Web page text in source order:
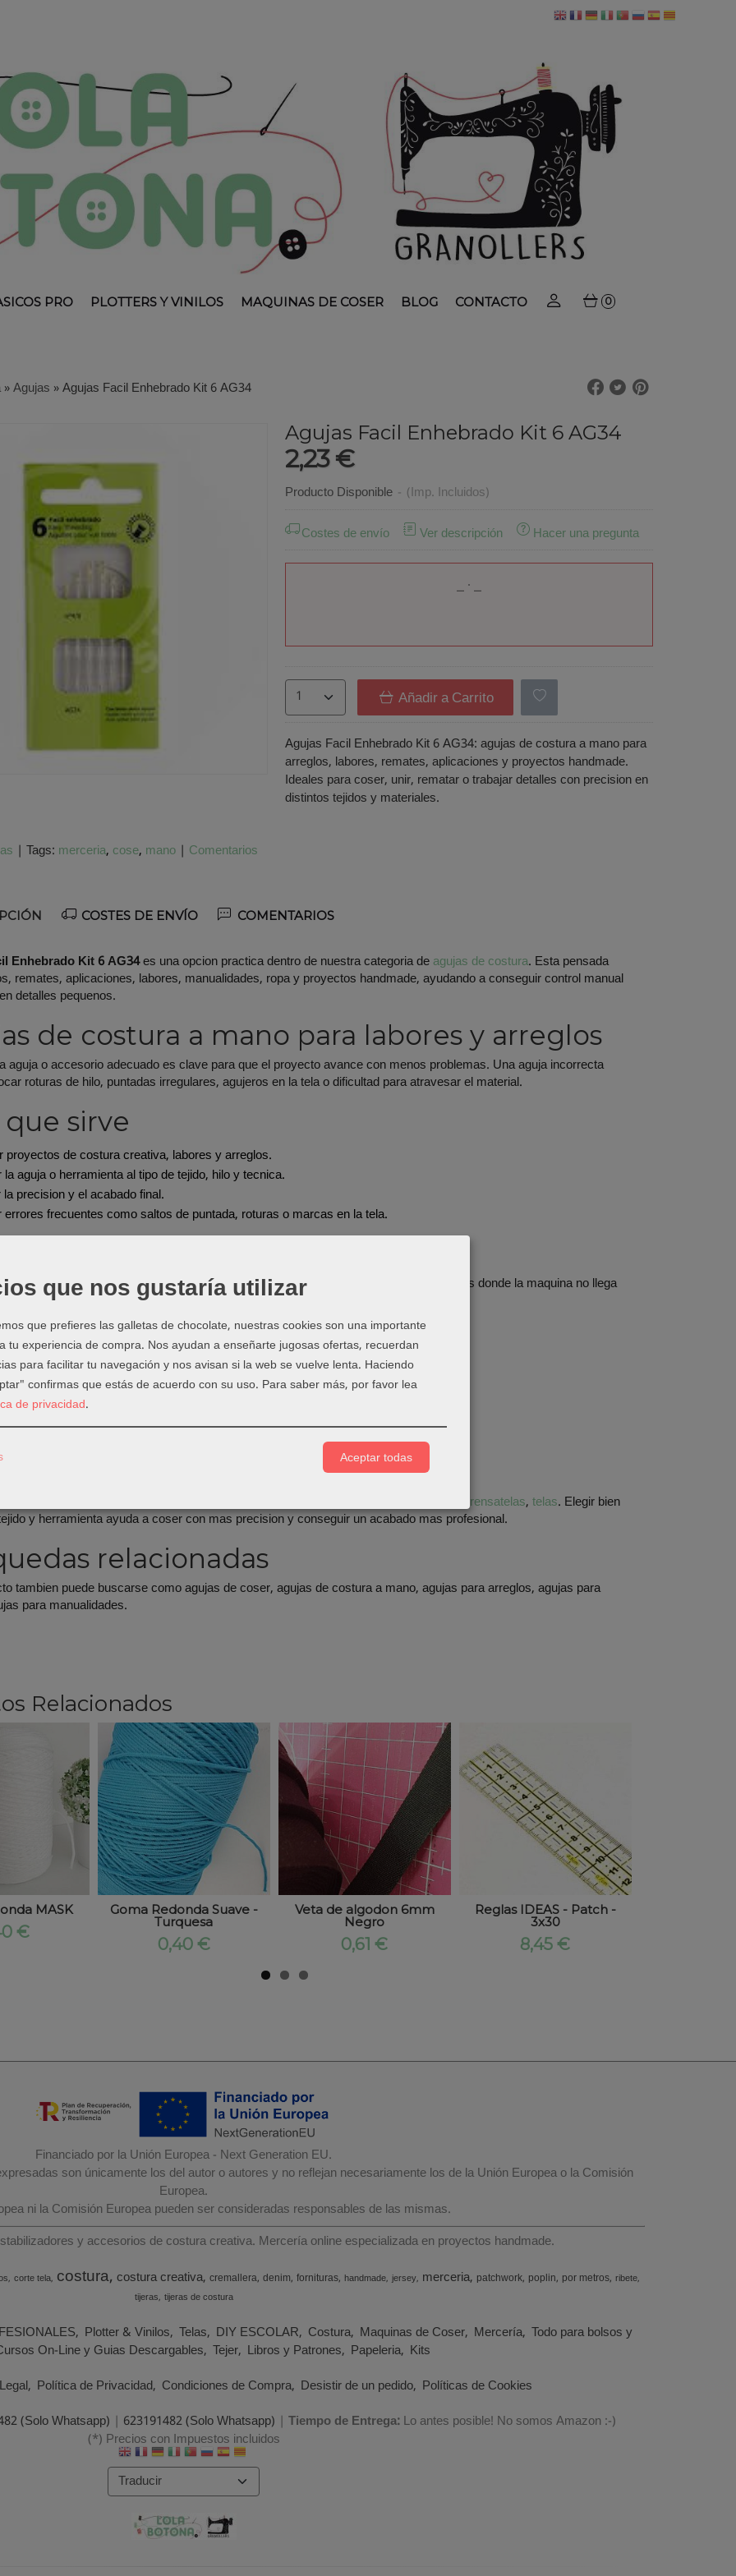
PRO PLOTTERS Y VINILOS MAQUINAS DE COSER BLOG CONTACTO 0
»Agujas »Agujas Facil Enhebrado Kit 6 AG34
Agujas Facil Enhebrado Kit 6 AG34
2,23 €
Producto Disponible - (Imp. Incluidos)
Costes de envío
Ver descripción Hacer una pregunta
Añadir a Carrito
Agujas Facil Enhebrado Kit 6 AG34: agujas de costura a mano para
arreglos, labores, remates, aplicaciones y proyectos handmade.
Ideales para coser, unir, rematar o trabajar detalles con precision en
distintos tejidos y materiales.
| Tags: merceria cose mano | Comentarios
COSTES DE ENVÍO COMENTARIOS
Enhebrado Kit 6 AG34es una opcion practica dentro de nuestra categoria deagujas de costura. Esta pensada
remates, aplicaciones, labores, manualidades, ropa y proyectos handmade, ayudando a conseguir control manual
detalles pequenos.
de costura a mano para labores y arreglos
aguja o accesorio adecuado es clave para que el proyecto avance con menos problemas. Una aguja incorrecta
roturas de hilo, puntadas irregulares, agujeros en la tela o dificultad para atravesar el material.
que sirve
proyectos de costura creativa, labores y arreglos.
la aguja o herramienta al tipo de tejido, hilo y tecnica.
precision y el acabado final.
errores frecuentes como saltos de puntada, roturas o marcas en la tela.
de coser a mano cuando necesites rematar, unir piezas, coser detalles o trabajar zonas donde la maquina no llega
de uso
tamano de aguja segun el tejido y el hilo.
si trabajas con hilo grueso.
una aguja fina en materiales duros.
agujas en un tubo, alfiletero o guarda agujas.
relacionados
prensatelas,telas. Elegir bien
y herramienta ayuda a coser con mas precision y conseguir un acabado mas profesional.
relacionadas
tambien puede buscarse como agujas de coser, agujas de costura a mano, agujas para arreglos, agujas para
para manualidades.
Relacionados
MASK
€
Goma Redonda Suave -
Turquesa
0,40 €
Veta de algodon 6mm
Negro
0,61 €
Reglas IDEAS - Patch -
3x30
8,45 €
Financiado por la Unión Europea - Next Generation EU.
son únicamente los del autor o autores y no reflejan necesariamente los de la Unión Europea o la Comisión
Europea.
ni la Comisión Europea pueden ser consideradas responsables de las mismas.
y accesorios de costura creativa. Mercería online especializada en proyectos handmade.
corte tela costura costura creativa cremallera denim fornituras handmade jersey merceria patchwork poplin por metros ribete
tijeras tijeras de costura
Plotter & Vinilos Telas DIY ESCOLAR Costura Maquinas de Coser Mercería Todo para bolsos y
On-Line y Guias Descargables Tejer Libros y Patrones Papeleria Kits
Política de Privacidad Condiciones de Compra Desistir de un pedido Políticas de Cookies
(Solo Whatsapp) | 623191482 (Solo Whatsapp) | Tiempo de Entrega:Lo antes posible! No somos Amazon :-)
(*) Precios con Impuestos incluidos
que nos gustaría utilizar
que prefieres las galletas de chocolate, nuestras cookies son una importante
tu experiencia de compra. Nos ayudan a enseñarte jugosas ofertas, recuerdan
para facilitar tu navegación y nos avisan si la web se vuelve lenta. Haciendo
confirmas que estás de acuerdo con su uso. Para saber más, por favor lea
de privacidad.
Aceptar todas